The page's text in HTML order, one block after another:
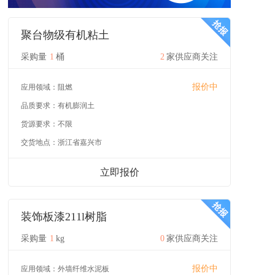
聚台物级有机粘土
采购量 1 桶 2 家供应商关注
应用领域： 阻燃 报价中
品质要求： 有机膨润土
货源要求： 不限
交货地点： 浙江省嘉兴市
立即报价
装饰板漆211l树脂
采购量 1 kg 0 家供应商关注
应用领域： 外墙纤维水泥板 报价中